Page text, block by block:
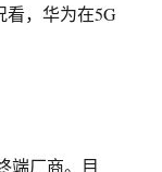
，华为在5G
端厂商。目